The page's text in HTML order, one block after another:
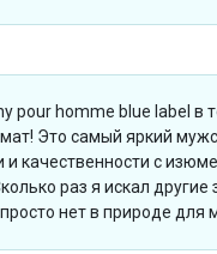
pour homme blue label в
Это самый яркий
качественности с
раз я искал другие
нет в природе для